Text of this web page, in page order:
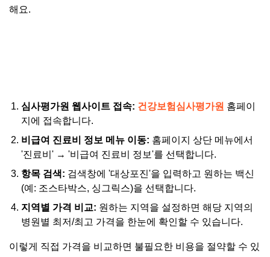
해요.
심사평가원 웹사이트 접속: 건강보험심사평가원 홈페이
지에 접속합니다.
비급여 진료비 정보 메뉴 이동: 홈페이지 상단 메뉴에서
'진료비' → '비급여 진료비 정보'를 선택합니다.
항목 검색: 검색창에 '대상포진'을 입력하고 원하는 백신
(예: 조스타박스, 싱그릭스)을 선택합니다.
지역별 가격 비교: 원하는 지역을 설정하면 해당 지역의
병원별 최저/최고 가격을 한눈에 확인할 수 있습니다.
이렇게 직접 가격을 비교하면 불필요한 비용을 절약할 수 있